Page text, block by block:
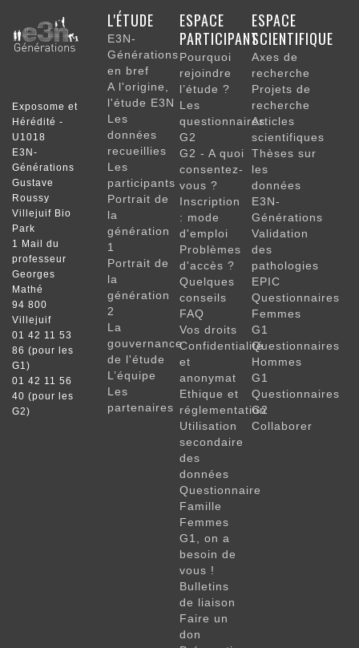
NAVIGATION
PRINCIPALE
L'ÉTUDE
E3N-
Générations
en bref
A l'origine,
l'étude E3N
Les
données
recueillies
Les
participants
Portrait de
la
génération
1
Portrait de
la
génération
2
La
gouvernance
de l'étude
L’équipe
Les
partenaires
ESPACE
PARTICIPANT
Pourquoi
rejoindre
l’étude ?
Les
questionnaires
G2
G2 - A quoi
consentez-
vous ?
Inscription
: mode
d'emploi
Problèmes
d'accès ?
Quelques
conseils
FAQ
Vos droits
Confidentialité
et
anonymat
Ethique et
réglementation
Utilisation
secondaire
des
données
Questionnaire
Famille
Femmes
G1, on a
besoin de
vous !
Bulletins
de liaison
Faire un
don
ESPACE
SCIENTIFIQUE
Axes de
recherche
Projets de
recherche
Articles
scientifiques
Thèses sur
les
données
E3N-
Générations
Validation
des
pathologies
EPIC
Questionnaires
Femmes
G1
Questionnaires
Hommes
G1
Questionnaires
G2
Collaborer
Exposome et
Hérédité -
U1018
E3N-
Générations
Gustave
Roussy
Villejuif Bio
Park
1 Mail du
professeur
Georges
Mathé
94 800
Villejuif
01 42 11 53
86 (pour les
G1)
01 42 11 56
40 (pour les
G2)